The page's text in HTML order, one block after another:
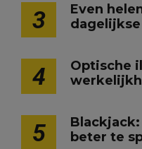
3
Even
4
Optische
5
beter te